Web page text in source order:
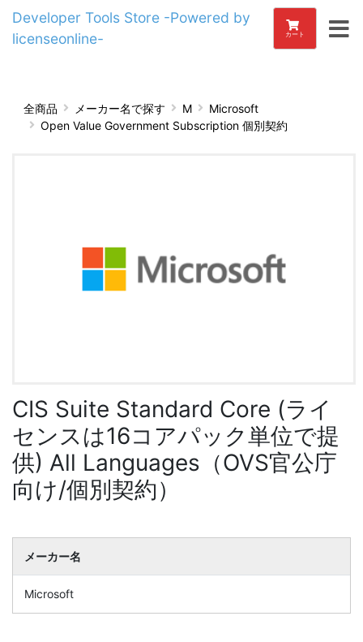
Developer Tools Store -Powered by
licenseonline-
カート
全商品 メーカー名で探す M
Microsoft
Open Value Government Subscription 個別契約
CIS Suite Standard Core (ライ
センスは16コアパック単位で提
供) All Languages（OVS官公庁
向け/個別契約）
メーカー名
Microsoft